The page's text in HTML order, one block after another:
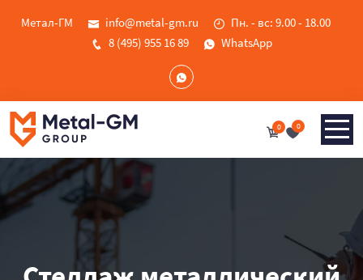
Метал-ГМ info@metal-gm.ru
Пн. - вс: 9.00 - 18.00
8 (495) 955 16 89
WhatsApp
0 0